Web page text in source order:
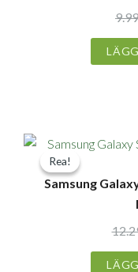
Rea!
Rea!
Samsung